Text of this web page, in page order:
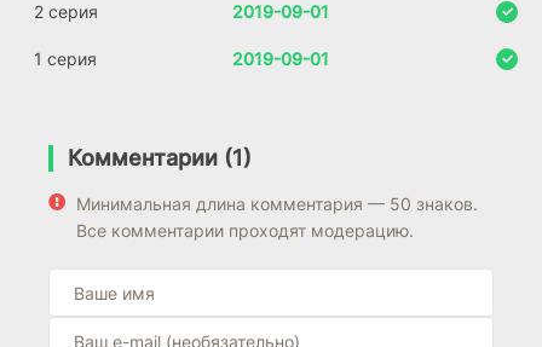
2 серия 2019-09-01
1 серия 2019-09-01
Комментарии (1)
Минимальная длина комментария — 50 знаков.
Все комментарии проходят модерацию.